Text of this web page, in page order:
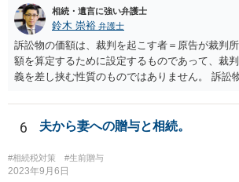
相続・遺言に強い弁護士
鈴木 崇裕 弁護士
訴訟物の価額は、裁判を起こす者＝原告が裁判
額を算定するために設定するものであって、裁
義を差し挟む性質のものではありません。 訴訟
したとしても、変更されることはありません。
6 夫から妻への贈与と相続。
#相続税対策 #生前贈与
2023年9月6日